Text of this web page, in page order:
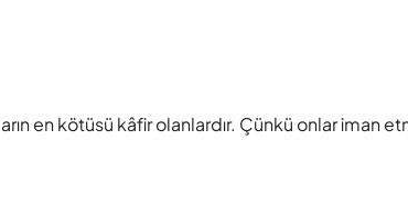
en kötüsü kâfir olanlardır. Çünkü onlar iman